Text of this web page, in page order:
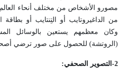
مصورو الأشخاص من مختلف أنحاء
وكان معظمهم يستعين بالوسائل
(الروتشة) للحصول على صور ترضي
2-التصوير الصحفي: